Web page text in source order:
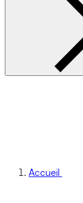
Accueil